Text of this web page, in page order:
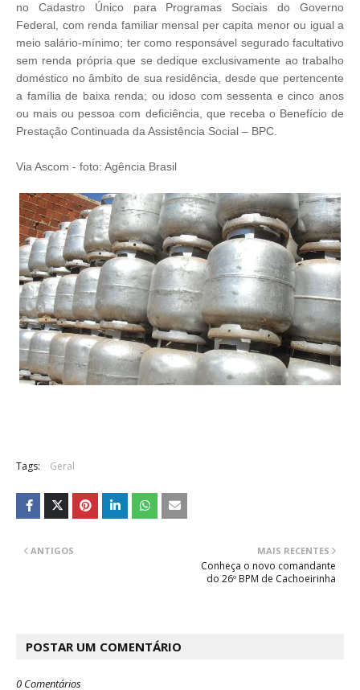
no Cadastro Único para Programas Sociais do Governo
Federal, com renda familiar mensal per capita menor ou igual a
meio salário-mínimo; ter como responsável segurado facultativo
sem renda própria que se dedique exclusivamente ao trabalho
doméstico no âmbito de sua residência, desde que pertencente
a família de baixa renda; ou idoso com sessenta e cinco anos
ou mais ou pessoa com deficiência, que receba o Benefício de
Prestação Continuada da Assistência Social – BPC.
Via Ascom - foto: Agência Brasil
Tags: Geral
MAIS RECENTES
Conheça o novo comandante
do 26º BPM de Cachoeirinha
ANTIGOS
POSTAR UM COMENTÁRIO
0 Comentários